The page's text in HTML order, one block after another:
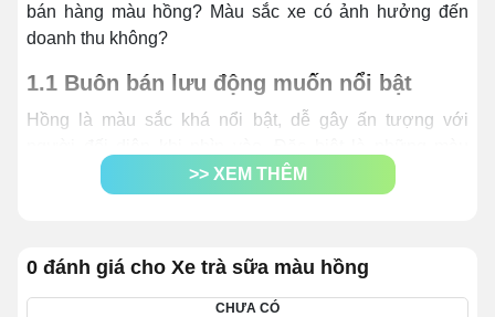
bán hàng màu hồng? Màu sắc xe có ảnh hưởng đến
doanh thu không?
1.1 Buôn bán lưu động muốn nổi bật
Hồng là màu sắc khá nổi bật, dễ gây ấn tượng với
hồng đậm, hồng neon khá “sến”. Khi bạn di chuyển
ngoài đường, tầm mắt va phải màu hồng này chắc chắn
>> XEM THÊM
0 đánh giá cho Xe trà sữa màu hồng
CHƯA CÓ